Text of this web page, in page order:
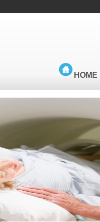
HOME